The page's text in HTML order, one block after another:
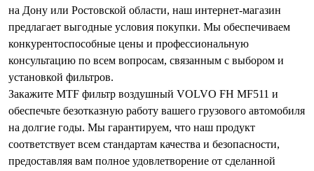
на Дону или Ростовской области, наш интернет-магазин
предлагает выгодные условия покупки. Мы обеспечиваем
конкурентоспособные цены и профессиональную
консультацию по всем вопросам, связанным с выбором и
установкой фильтров.
Закажите MTF фильтр воздушный VOLVO FH MF511 и
обеспечьте безотказную работу вашего грузового автомобиля
на долгие годы. Мы гарантируем, что наш продукт
соответствует всем стандартам качества и безопасности,
предоставляя вам полное удовлетворение от сделанной